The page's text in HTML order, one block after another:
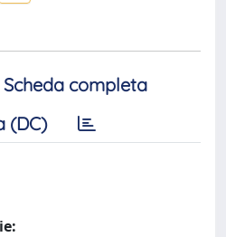
Scheda completa
(DC)